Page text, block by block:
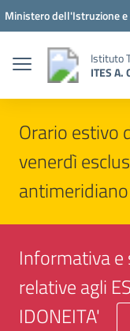
Vai ai contenuti
Vai al menu di
Vai al footer
Ministero dell'Istruzione
Istituto
ITES
Orario estivo
venerdì
Informativa e
relative agli
IDONEITA'